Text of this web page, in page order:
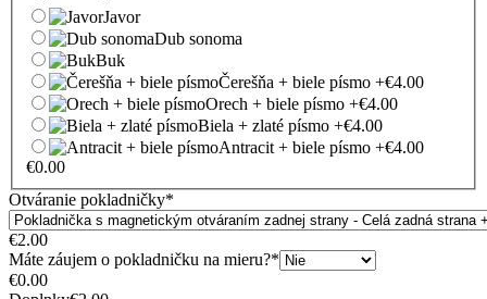
Javor
Dub sonoma
Buk
Čerešňa + biele písmo +€4.00
Orech + biele písmo +€4.00
Biela + zlaté písmo +€4.00
Antracit + biele písmo +€4.00
€0.00
Otváranie pokladničky*
€2.00
Máte záujem o pokladničku na mieru?*
€0.00